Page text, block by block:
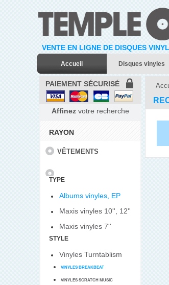
VENTE EN LIGNE DE DISQUES
Accueil Disques vinyles
PAIEMENT SÉCURISÉ
Affinez votre recherche
RAYON
VÊTEMENTS
TYPE
Albums vinyles, EP
Maxis vinyles 10'', 12''
Maxis vinyles 7''
STYLE
Vinyles Turntablism
VINYLES BREAKBEAT
VINYLES SCRATCH MUSIC